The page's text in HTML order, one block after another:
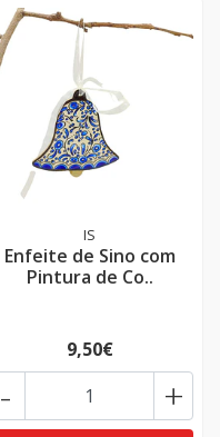
IS
Enfeite de Sino com
Pintura de Co..
9,50€
+
-